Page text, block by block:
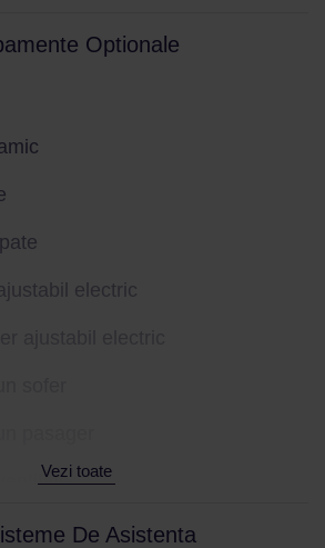
Optionale
electric
Vezi toate
De Asistenta